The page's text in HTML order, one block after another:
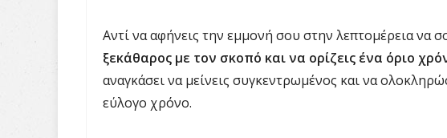
Αντί να αφήνεις την εμμονή σου στην λεπτομέρεια να
ξεκάθαρος με τον σκοπό και να ορίζεις ένα όριο
αναγκάσει να μείνεις συγκεντρωμένος και να
εύλογο χρόνο.